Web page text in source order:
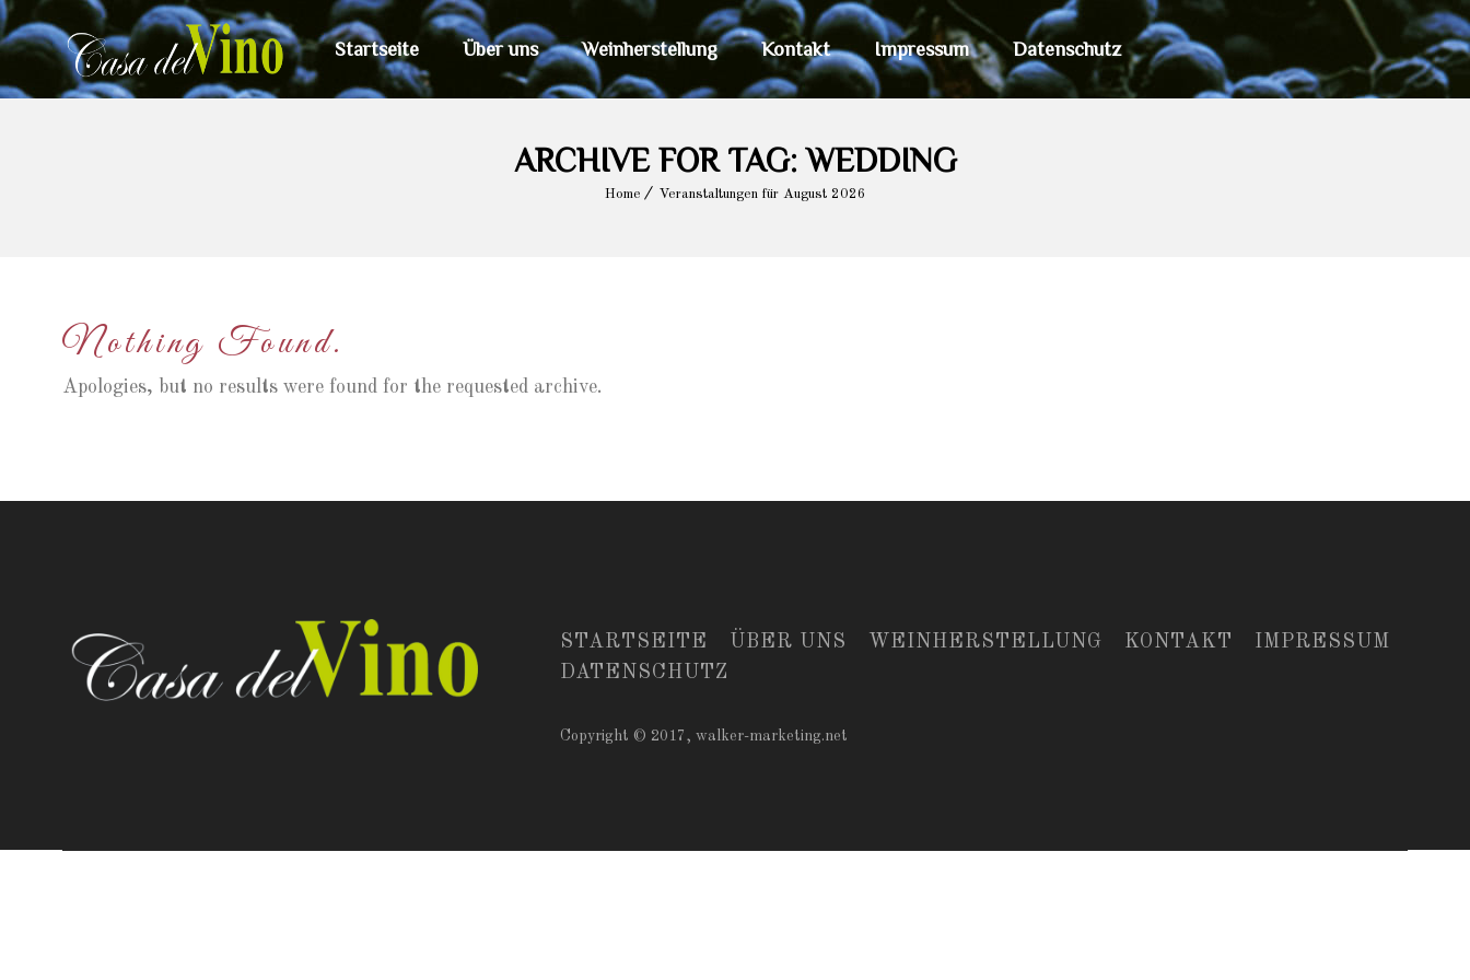
Startseite Über uns Weinherstellung Kontakt Impressum Datenschutz
ARCHIVE FOR TAG: WEDDING
Home Veranstaltungen für August 2026
Nothing Found.
Apologies, but no results were found for the requested archive.
STARTSEITE ÜBER UNS WEINHERSTELLUNG KONTAKT
IMPRESSUM
DATENSCHUTZ
Copyright © 2017,walker-marketing.net